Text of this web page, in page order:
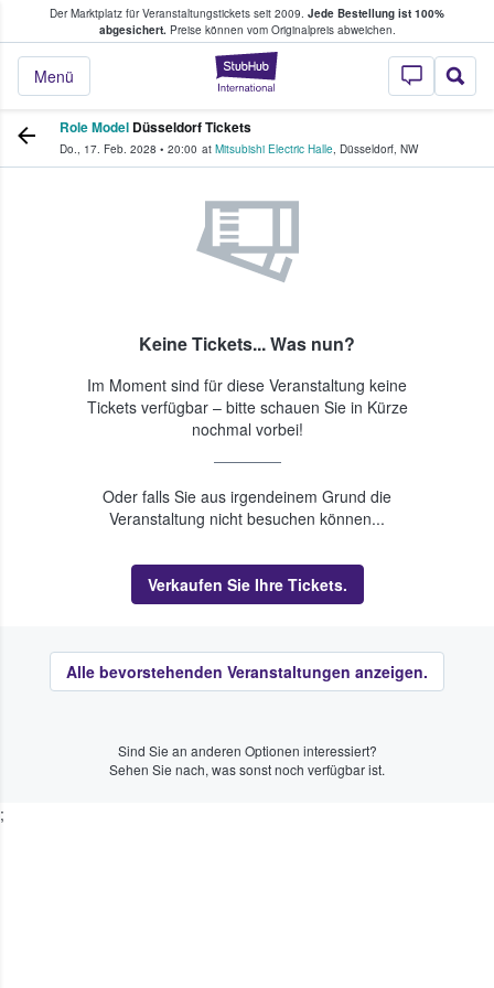
Der Marktplatz für Veranstaltungstickets seit 2009. Jede Bestellung ist 100%
abgesichert.Preise können vom Originalpreis abweichen.
StubHub - Wo
Menü
Tickets kaufen & verkaufen
Role Model Düsseldorf Tickets
Do., 17. Feb. 2028 • 20:00 at Mitsubishi Electric Halle, Düsseldorf, NW
Keine Tickets... Was nun?
Im Moment sind für diese Veranstaltung keine
Tickets verfügbar – bitte schauen Sie in Kürze
nochmal vorbei!
Oder falls Sie aus irgendeinem Grund die
Veranstaltung nicht besuchen können...
Verkaufen Sie Ihre Tickets.
Alle bevorstehenden Veranstaltungen anzeigen.
Sind Sie an anderen Optionen interessiert?
Sehen Sie nach, was sonst noch verfügbar ist.
;